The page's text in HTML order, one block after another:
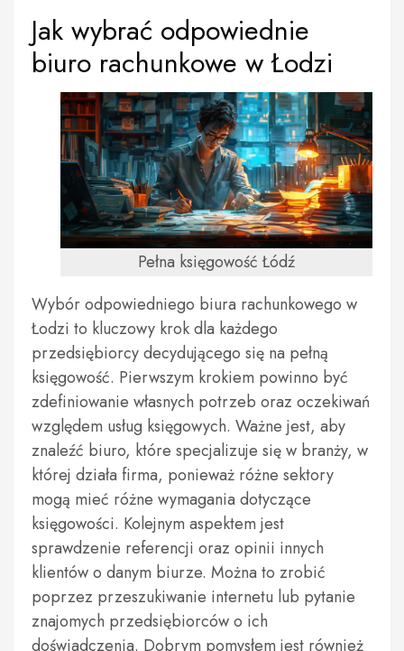
Jak wybrać odpowiednie
biuro rachunkowe w Łodzi
Pełna księgowość Łódź
Wybór odpowiedniego biura rachunkowego w
Łodzi to kluczowy krok dla każdego
przedsiębiorcy decydującego się na pełną
księgowość. Pierwszym krokiem powinno być
zdefiniowanie własnych potrzeb oraz oczekiwań
względem usług księgowych. Ważne jest, aby
znaleźć biuro, które specjalizuje się w branży, w
której działa firma, ponieważ różne sektory
mogą mieć różne wymagania dotyczące
księgowości. Kolejnym aspektem jest
sprawdzenie referencji oraz opinii innych
klientów o danym biurze. Można to zrobić
poprzez przeszukiwanie internetu lub pytanie
znajomych przedsiębiorców o ich
doświadczenia. Dobrym pomysłem jest również